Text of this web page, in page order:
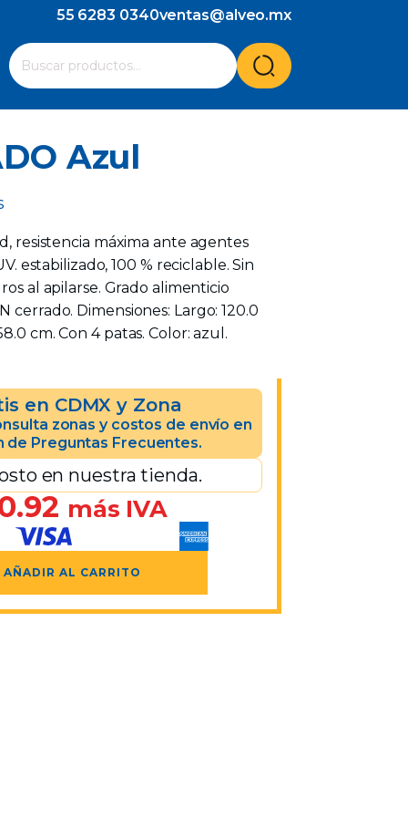
55 6283 0340ventas@alveo.mx
Buscar
por:
Cuando hay resultados autocompletados, puedes
Azul
resistencia máxima ante agentes
estabilizado, 100 % reciclable. Sin
al apilarse. Grado alimenticio
cerrado. Dimensiones: Largo: 120.0
cm. Con 4 patas. Color: azul.
en CDMX y Zona
zonas y costos de envío en
de Preguntas Frecuentes.
en nuestra tienda.
más IVA
AÑADIR AL CARRITO